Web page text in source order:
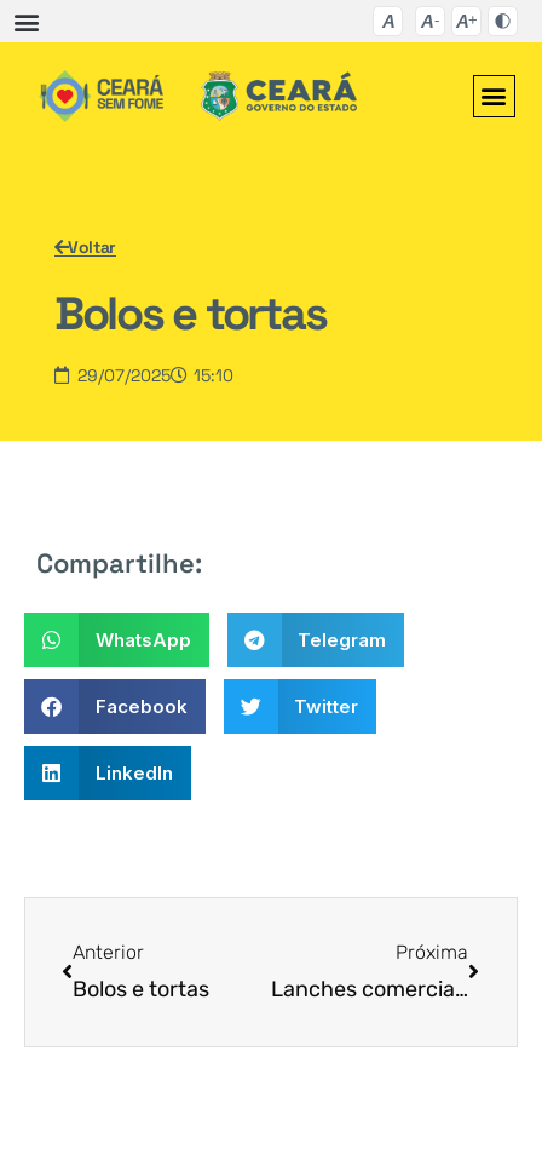
Voltar
Bolos e tortas
29/07/2025 15:10
Compartilhe:
WhatsApp Telegram
Facebook Twitter
LinkedIn
Anterior
Bolos e tortas
Próxima
Lanches comerciais